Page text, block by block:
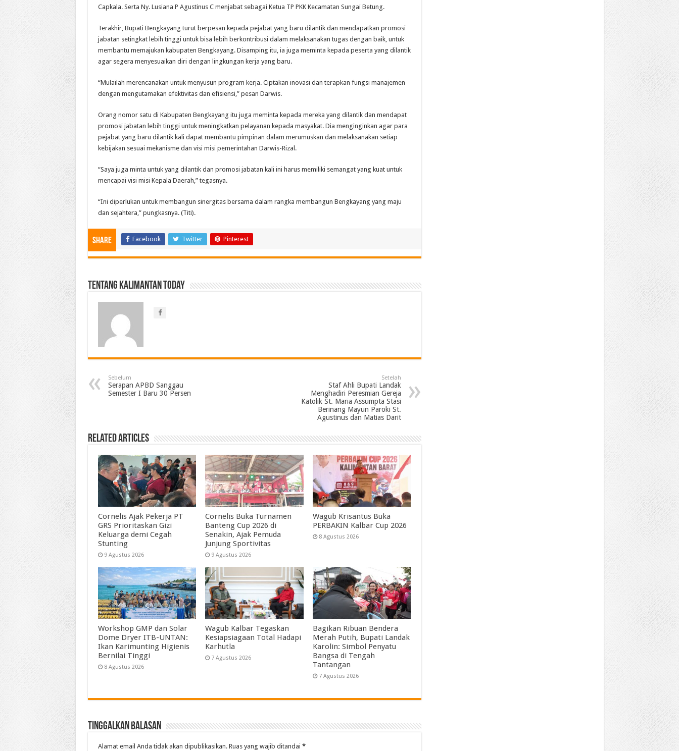
Capkala. Serta Ny. Lusiana P Agustinus C menjabat sebagai Ketua TP PKK Kecamatan Sungai Betung.
Terakhir, Bupati Bengkayang turut berpesan kepada pejabat yang baru dilantik dan mendapatkan promosi
jabatan setingkat lebih tinggi untuk bisa lebih berkontribusi dalam melaksanakan tugas dengan baik, untuk
membantu memajukan kabupaten Bengkayang. Disamping itu, ia juga meminta kepada peserta yang dilantik
agar segera menyesuaikan diri dengan lingkungan kerja yang baru.
“Mulailah merencanakan untuk menyusun program kerja. Ciptakan inovasi dan terapkan fungsi manajemen
dengan mengutamakan efektivitas dan efisiensi,” pesan Darwis.
Orang nomor satu di Kabupaten Bengkayang itu juga meminta kepada mereka yang dilantik dan mendapat
promosi jabatan lebih tinggi untuk meningkatkan pelayanan kepada masyakat. Dia menginginkan agar para
pejabat yang baru dilantik kali dapat membantu pimpinan dalam merumuskan dan melaksanakan setiap
kebijakan sesuai mekanisme dan visi misi pemerintahan Darwis-Rizal.
“Saya juga minta untuk yang dilantik dan promosi jabatan kali ini harus memiliki semangat yang kuat untuk
mencapai visi misi Kepala Daerah,” tegasnya.
“Ini diperlukan untuk membangun sinergitas bersama dalam rangka membangun Bengkayang yang maju
dan sejahtera,” pungkasnya. (Titi).
Share Facebook Twitter Pinterest
Tentang Kalimantan Today
Sebelum
Serapan APBD Sanggau
Semester I Baru 30 Persen
Setelah
Staf Ahli Bupati Landak
Menghadiri Peresmian Gereja
Katolik St. Maria Assumpta Stasi
Berinang Mayun Paroki St.
Agustinus dan Matias Darit
Related Articles
Cornelis Ajak Pekerja PT
GRS Prioritaskan Gizi
Keluarga demi Cegah
Stunting
9 Agustus 2026
Cornelis Buka Turnamen
Banteng Cup 2026 di
Senakin, Ajak Pemuda
Junjung Sportivitas
9 Agustus 2026
Wagub Krisantus Buka
PERBAKIN Kalbar Cup 2026
8 Agustus 2026
Workshop GMP dan Solar
Dome Dryer ITB-UNTAN:
Ikan Karimunting Higienis
Bernilai Tinggi
8 Agustus 2026
Wagub Kalbar Tegaskan
Kesiapsiagaan Total Hadapi
Karhutla
7 Agustus 2026
Bagikan Ribuan Bendera
Merah Putih, Bupati Landak
Karolin: Simbol Penyatu
Bangsa di Tengah
Tantangan
7 Agustus 2026
Tinggalkan Balasan
Alamat email Anda tidak akan dipublikasikan. Ruas yang wajib ditandai *